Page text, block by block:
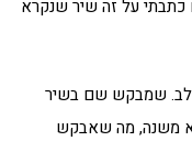
כתבתי על זה שיר שנקרא
שמבקש שם בשיר
משנה, מה שאבקש